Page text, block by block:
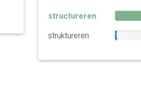
structureren
struktureren 1%